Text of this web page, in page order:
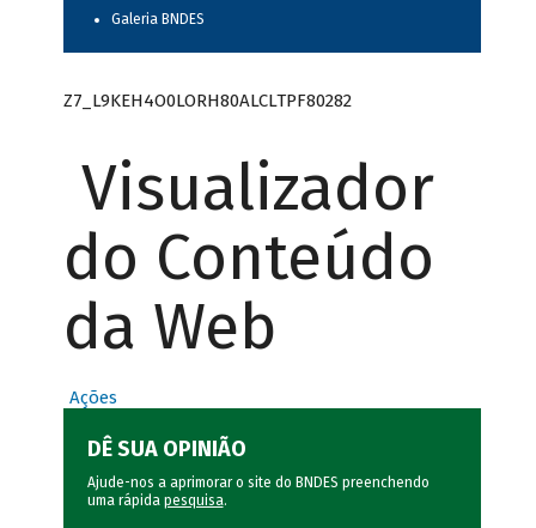
Galeria BNDES
Z7_L9KEH4O0LORH80ALCLTPF80282
Visualizador
do Conteúdo
da Web
Ações
DÊ SUA OPINIÃO
Ajude-nos a aprimorar o site do BNDES preenchendo
uma rápida pesquisa.